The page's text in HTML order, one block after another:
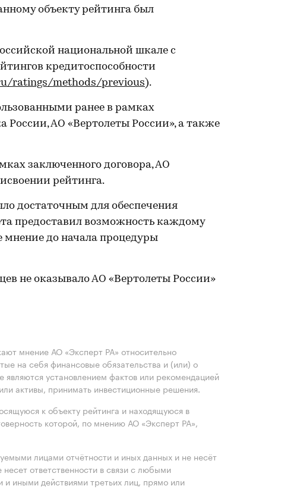
объекту рейтинга был
национальной шкале с
кредитоспособности
ratings/methods/previous).
ранее в рамках
России, АО «Вертолеты России», а также
заключенного договора, АО
рейтинга.
достаточным для обеспечения
предоставил возможность каждому
мнение до начала процедуры
не оказывало АО «Вертолеты России»
мнение АО «Эксперт РА» относительно
на себя финансовые обязательства и (или) о
являются установлением фактов или рекомендацией
активы, принимать инвестиционные решения.
к объекту рейтинга и находящуюся в
которой, по мнению АО «Эксперт РА»,
лицами отчётности и иных данных и не несёт
ответственности в связи с любыми
иными действиями третьих лиц, прямо или